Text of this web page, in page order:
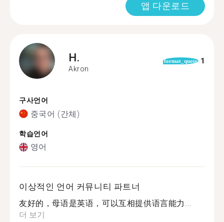
앱 다운로드
H.
Akron
format_quote 1
구사언어
중국어 (간체)
학습언어
영어
이상적인 언어 커뮤니티 파트너
友好的，母语是英语，可以互相提供语言能力...
더 보기